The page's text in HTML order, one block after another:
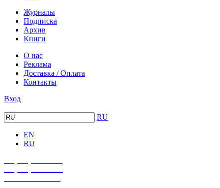
Журналы
Подписка
Архив
Книги
О нас
Реклама
Доставка / Оплата
Контакты
Вход
RU
EN
RU